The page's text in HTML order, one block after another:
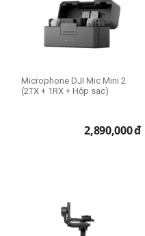
Microphone DJI Mic Mini 2
(2TX + 1RX + Hộp sạc)
2,890,000đ